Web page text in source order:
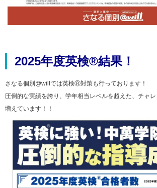
2025年度英検®結果！
さなる個別@willでは英検Ⓡ対策も行っております！
圧倒的な実績を誇り、学年相当レベルを超えた、チャ
増えています！！